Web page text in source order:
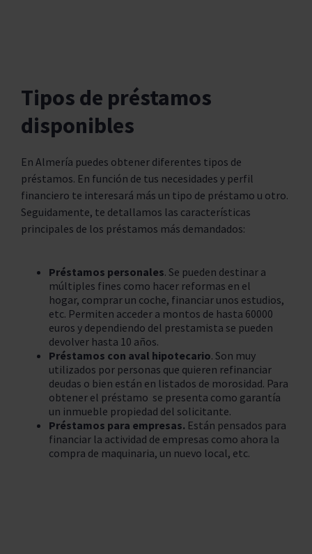
Tipos de préstamos
disponibles
En Almería puedes obtener diferentes tipos de
préstamos. En función de tus necesidades y perfil
financiero te interesará más un tipo de préstamo u otro.
Seguidamente, te detallamos las características
principales de los préstamos más demandados:
Préstamos personales. Se pueden destinar a
múltiples fines como hacer reformas en el
hogar, comprar un coche, financiar unos estudios,
etc. Permiten acceder a montos de hasta 60000
euros y dependiendo del prestamista se pueden
devolver hasta 10 años.
Préstamos con aval hipotecario. Son muy
utilizados por personas que quieren refinanciar
deudas o bien están en listados de morosidad. Para
obtener el préstamo se presenta como garantía
un inmueble propiedad del solicitante.
Préstamos para empresas. Están pensados para
financiar la actividad de empresas como ahora la
compra de maquinaria, un nuevo local, etc.